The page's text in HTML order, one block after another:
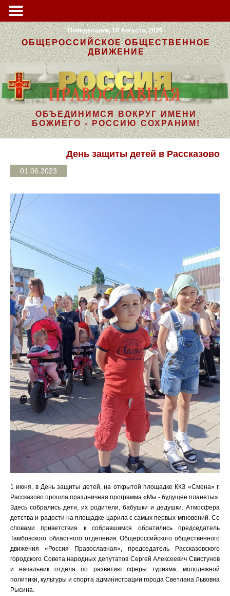
Понедельник, 10 Августа, 2026
ОБЩЕРОССИЙСКОЕ ОБЩЕСТВЕННОЕ
ДВИЖЕНИЕ
ОБЪЕДИНИМСЯ ВОКРУГ ИМЕНИ
БОЖИЕГО - РОССИЮ СОХРАНИМ!
День защиты детей в Рассказово
01.06.2023
1 июня, в День защиты детей, на открытой площадке ККЗ «Смена» г.
Рассказово прошла праздничная программа «Мы - будущее планеты».
Здесь собрались дети, их родители, бабушки и дедушки. Атмосфера
детства и радости на площадке царила с самых первых мгновений. Со
словами приветствия к собравшимся обратились председатель
Тамбовского областного отделения Общероссийского общественного
движения «Россия Православная», председатель Рассказовского
городского Совета народных депутатов Сергей Алексеевич Свистунов
и начальник отдела по развитию сферы туризма, молодежной
политики, культуры и спорта администрации города Светлана Львовна
Рысина.